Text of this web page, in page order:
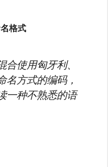
格式
使用匈牙利、
名方式的编码，
一种不熟悉的语